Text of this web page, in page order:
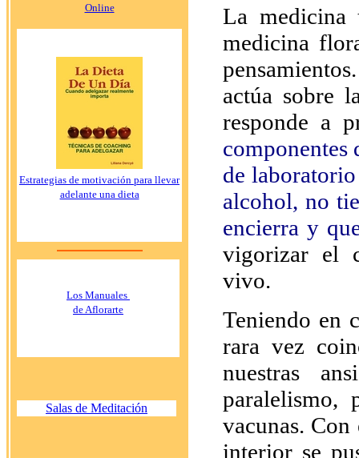
Online
Estrategias de motivación para llevar
adelante una dieta
Los Manuales
de Aflorarte
Salas de Meditación
La medicina
medicina
actúa sobre
responde a
de
alcohol, no
encierra y
vigorizar el
vivo.
Teniendo en
rara vez
nuestras
paralelismo,
vacunas.
interior se